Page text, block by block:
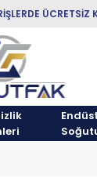
ÜCRETSİZ